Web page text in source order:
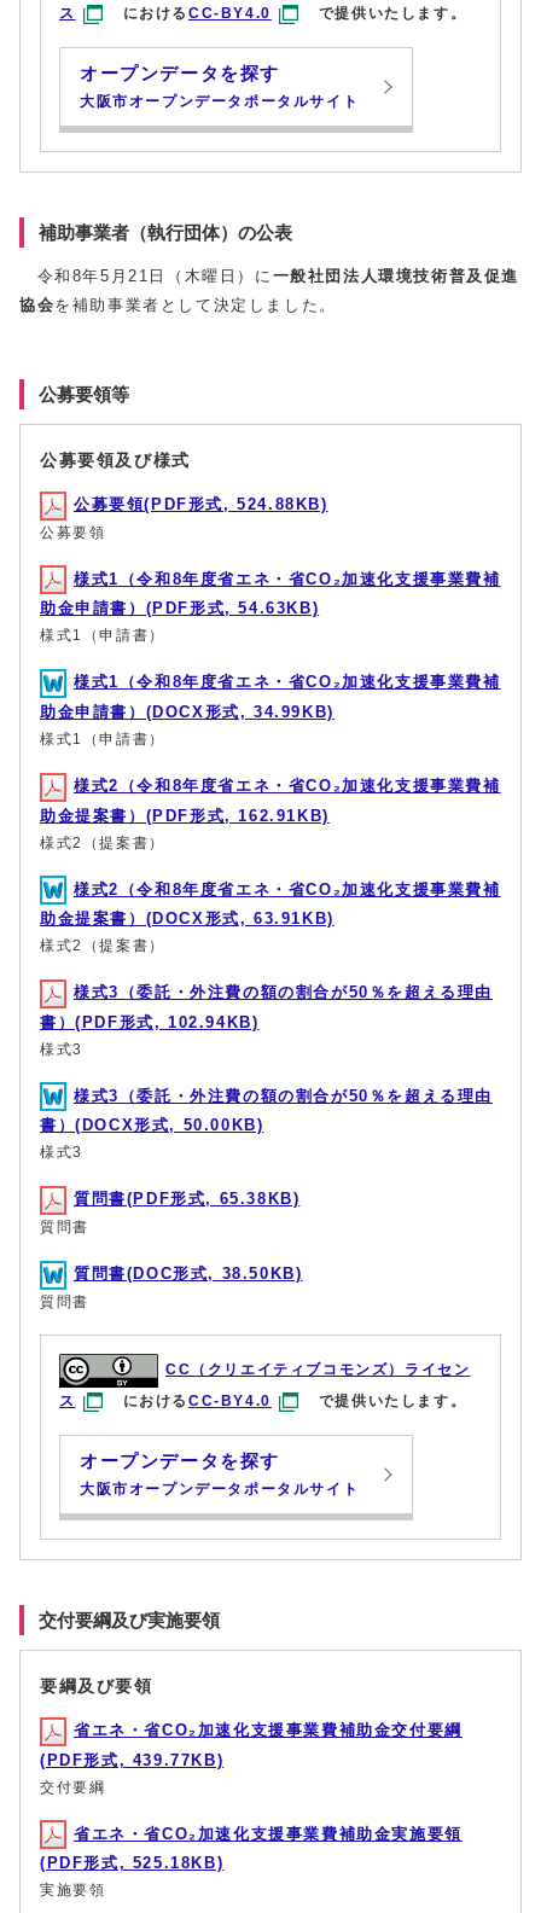
ス におけるCC-BY4.0 で提供いたします。
オープンデータを探す
大阪市オープンデータポータルサイト
補助事業者（執行団体）の公表
令和8年5月21日（木曜日）に 一般社団法人環境技術普及促進
協会を補助事業者として決定しました。
公募要領等
公募要領及び様式
公募要領(PDF形式, 524.88KB)
公募要領
様式1（令和8年度省エネ・省CO₂加速化支援事業費補
助金申請書）(PDF形式, 54.63KB)
様式1（申請書）
様式1（令和8年度省エネ・省CO₂加速化支援事業費補
助金申請書）(DOCX形式, 34.99KB)
様式1（申請書）
様式2（令和8年度省エネ・省CO₂加速化支援事業費補
助金提案書）(PDF形式, 162.91KB)
様式2（提案書）
様式2（令和8年度省エネ・省CO₂加速化支援事業費補
助金提案書）(DOCX形式, 63.91KB)
様式2（提案書）
様式3（委託・外注費の額の割合が50％を超える理由
書）(PDF形式, 102.94KB)
様式3
様式3（委託・外注費の額の割合が50％を超える理由
書）(DOCX形式, 50.00KB)
様式3
質問書(PDF形式, 65.38KB)
質問書
質問書(DOC形式, 38.50KB)
質問書
CC（クリエイティブコモンズ）ライセン
ス
におけるCC-BY4.0 で提供いたします。
オープンデータを探す
大阪市オープンデータポータルサイト
交付要綱及び実施要領
要綱及び要領
省エネ・省CO₂加速化支援事業費補助金交付要綱
(PDF形式, 439.77KB)
交付要綱
省エネ・省CO₂加速化支援事業費補助金実施要領
(PDF形式, 525.18KB)
実施要領